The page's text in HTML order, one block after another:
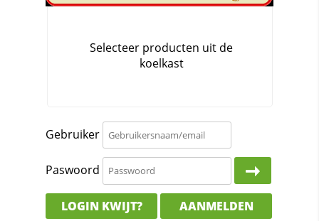
Gebruiker
Paswoord
LOGIN KWIJT? AANMELDEN